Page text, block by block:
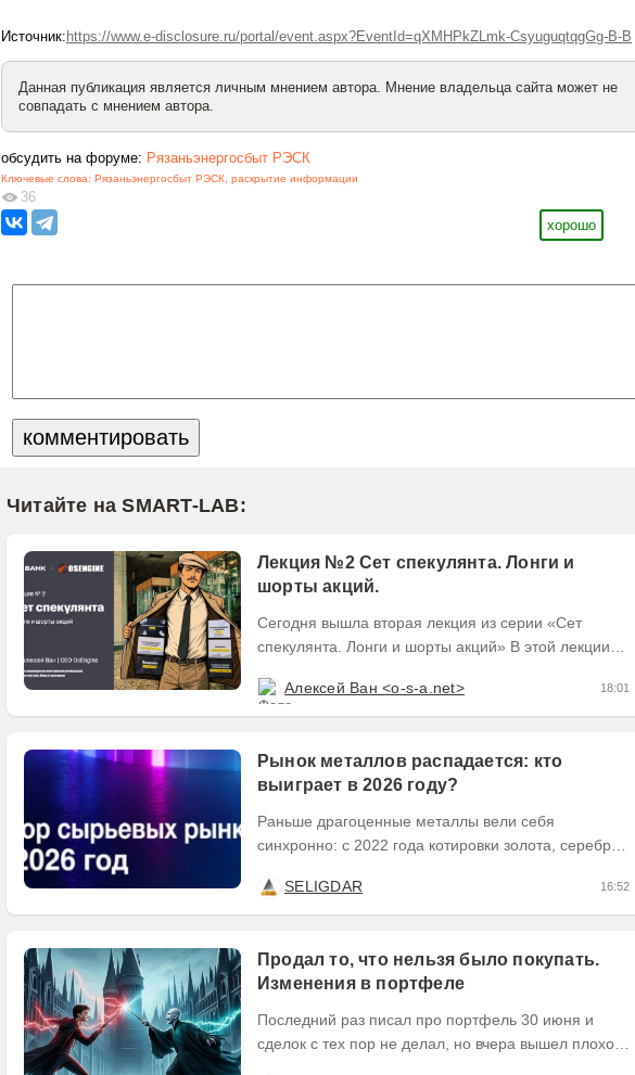
Источник: https://www.e-disclosure.ru/portal/event.aspx?EventId=qXMHPkZLmk-CsyuguqtqgGg-B-B
Данная публикация является личным мнением автора. Мнение владельца сайта может не
совпадать с мнением автора.
обсудить на форуме: Рязаньэнергосбыт РЭСК
Ключевые слова: Рязаньэнергосбыт РЭСК, раскрытие информации
36
хорошо
Читайте на SMART-LAB:
Лекция №2 Сет спекулянта. Лонги и
шорты акций.
Сегодня вышла вторая лекция из серии «Сет
спекулянта. Лонги и шорты акций» В этой лекции
Алексей Ван <o-s-a.net>
18:01
Рынок металлов распадается: кто
выиграет в 2026 году?
Раньше драгоценные металлы вели себя
синхронно: с 2022 года котировки золота, серебра
разделился. В...
SELIGDAR 16:52
Продал то, что нельзя было покупать.
Изменения в портфеле
Последний раз писал про портфель 30 июня и
сделок с тех пор не делал, но вчера вышел плохой